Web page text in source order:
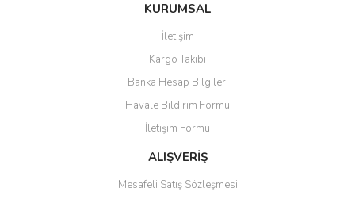
KURUMSAL
İletişim
Kargo Takibi
Banka Hesap Bilgileri
Havale Bildirim Formu
İletişim Formu
ALIŞVERİŞ
Mesafeli Satış Sözleşmesi